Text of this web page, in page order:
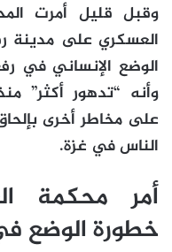
وقبل قليل أمرت
العسكري على مدينة
الوضع الإنساني في
وأنه “تدهور أكثر”
على مخاطر أخرى
الناس في غزة.
أمر محكمة
خطورة الوضع